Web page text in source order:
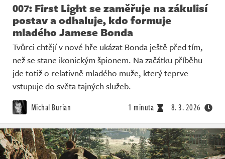
007: First Light se zaměřuje na zákulisí
postav a odhaluje, kdo formuje
mladého Jamese Bonda
Tvůrci chtějí v nové hře ukázat Bonda ještě před tím,
než se stane ikonickým špionem. Na začátku příběhu
jde totiž o relativně mladého muže, který teprve
vstupuje do světa tajných služeb.
Michal Burian 1 minuta 8. 3. 2026